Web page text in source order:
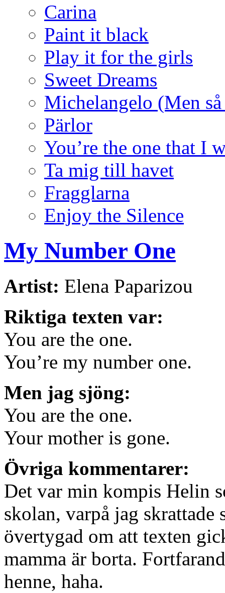
Carina
Paint it black
Play it for the girls
Sweet Dreams
Michelangelo (Men
Pärlor
You’re the one that I
Ta mig till havet
Fragglarna
Enjoy the Silence
My Number One
Artist: Elena Paparizou
Riktiga texten var:
You are the one.
You’re my number one.
Men jag sjöng:
You are the one.
Your mother is gone.
Övriga kommentarer:
Det var min kompis Helin
skolan, varpå jag
övertygad om att texten
mamma är borta.
henne, haha.